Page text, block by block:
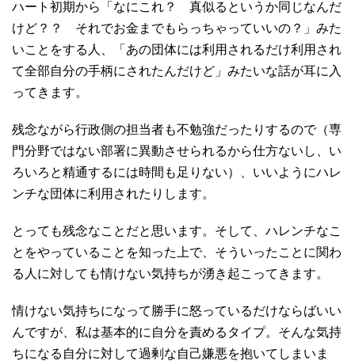
ハート初期から「なにこれ？ 真似るというか同じなんだ
けど？？ それでお金までもらっちゃっていいの？」みた
いことをする人、「あの団体には利用されるだけ利用され
て全部自分の手柄にされたんだけど」みたいな話が耳に入
ってきます。
残念ながら行政側の担当者も不勉強だったりするので（専
門分野ではない部署に異動させられるから仕方ないし、い
ろいろと精通するには時間も足りない）、いいようにハレ
ンチな団体に利用されたりします。
とっても残念なことだと思います。そして、ハレンチなこ
とをやっていることを知った上で、そういったことに関わ
る人に対しても情けない気持ちが湧き起こってきます。
情けない気持ちになって勝手に怒っているだけならばいい
んですが、私は基本的に自分を責めるタイプ。そんな気持
ちになる自分に対して過剰な自己嫌悪を抱いてしまいま